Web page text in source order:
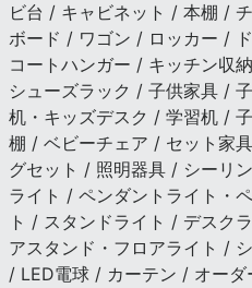
ビ台 / キャビネット / 本棚 /
ボード / ワゴン / ロッカー /
コートハンガー / キッチン収
シューズラック / 子供家具 /
机・キッズデスク / 学習机 /
棚 / ベビーチェア / セット家
グセット / 照明器具 / シーリ
ライト / ペンダントライト・
ト / スタンドライト / デスク
アスタンド・フロアライト /
/ LED電球 / カーテン / オー